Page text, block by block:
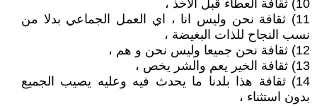
10) ثقافة العطاء قبل الاخذ ،
11) ثقافة نحن وليس انا ، اي العمل الجماعي بدلا من
نسب النجاح للذات البغيضة ،
12) ثقافة نحن جميعا وليس نحن و هم ،
13) ثقافة الخير يعم والشر يخص ،
14) ثقافة هذا بلدنا ما يحدث فيه وعليه يصيب الجميع
بدون استثناء ،